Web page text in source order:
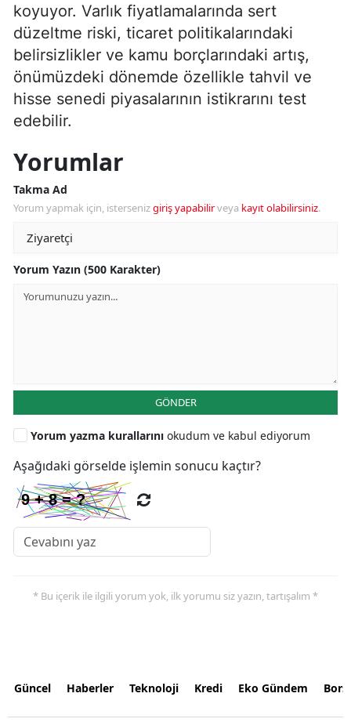
koyuyor. Varlık fiyatlamalarında sert
düzeltme riski, ticaret politikalarındaki
belirsizlikler ve kamu borçlarındaki artış,
önümüzdeki dönemde özellikle tahvil ve
hisse senedi piyasalarının istikrarını test
edebilir.
Yorumlar
Takma Ad
Yorum yapmak için, istersenizgiriş yapabilirveya kayıt olabilirsiniz.
Yorum Yazın (500 Karakter)
GÖNDER
Yorum yazma kurallarını okudum ve kabul ediyorum
Aşağıdaki görselde işlemin sonucu kaçtır?
* Bu içerik ile ilgili yorum yok, ilk yorumu siz yazın, tartışalım *
Güncel Haberler Teknoloji Kredi Eko Gündem